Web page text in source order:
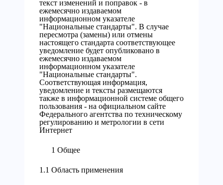
текст изменений и поправок - в
ежемесячно издаваемом
информационном указателе
"Национальные стандарты". В случае
пересмотра (замены) или отмены
настоящего стандарта соответствующее
уведомление будет опубликовано в
ежемесячно издаваемом
информационном указателе
"Национальные стандарты".
Соответствующая информация,
уведомление и тексты размещаются
также в информационной системе общего
пользования - на официальном сайте
Федерального агентства по техническому
регулированию и метрологии в сети
Интернет
1 Общее
1.1 Область применения